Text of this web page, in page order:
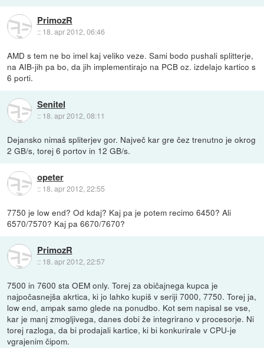
PrimozR
:: 18. apr 2012, 06:46
AMD s tem ne bo imel kaj veliko veze. Sami bodo pushali splitterje,
na AIB-jih pa bo, da jih implementirajo na PCB oz. izdelajo kartico s
6 porti.
Senitel
:: 18. apr 2012, 08:11
Dejansko nimaš spliterjev gor. Največ kar gre čez trenutno je okrog
2 GB/s, torej 6 portov in 12 GB/s.
opeter
:: 18. apr 2012, 22:55
7750 je low end? Od kdaj? Kaj pa je potem recimo 6450? Ali
6570/7570? Kaj pa 6670/7670?
PrimozR
:: 18. apr 2012, 22:57
7500 in 7600 sta OEM only. Torej za običajnega kupca je
najpočasnejša akrtica, ki jo lahko kupiš v seriji 7000, 7750. Torej ja,
low end, ampak samo glede na ponudbo. Kot sem napisal se vse,
kar je manj zmogljivega, danes dobi že integrirano v procesorje. Ni
torej razloga, da bi prodajali kartice, ki bi konkurirale v CPU-je
vgrajenim čipom.